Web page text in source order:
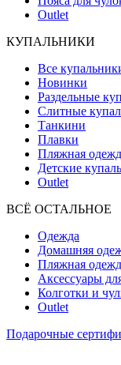
Outlet
КУПАЛЬНИКИ
Все
Новинки
Раздельные
Слитные
Танкини
Плавки
Пляжная
Детские
Outlet
ВCЁ ОСТАЛЬНОЕ
Одежда
Домашняя
Пляжная
Аксессуары
Колготки и
Outlet
Подарочные